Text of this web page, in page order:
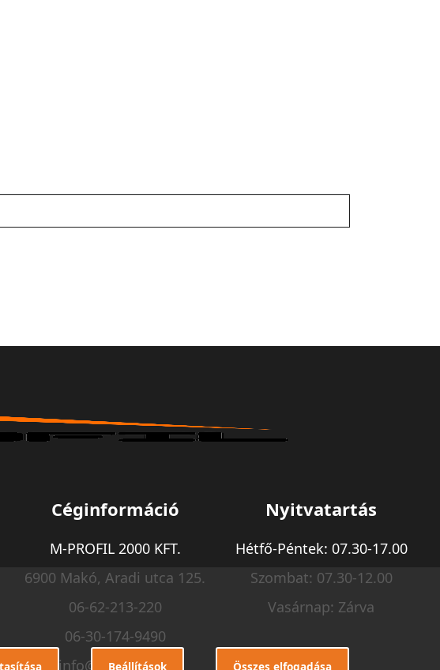
Céginformáció
M-PROFIL 2000 KFT.
6900 Makó, Aradi utca 125.
06-62-213-220
06-30-174-9490
info@m-profil.hu
Nyitvatartás
Hétfő-Péntek: 07.30-17.00
Szombat: 07.30-12.00
Vasárnap: Zárva
Beállítások Összes elfogadása